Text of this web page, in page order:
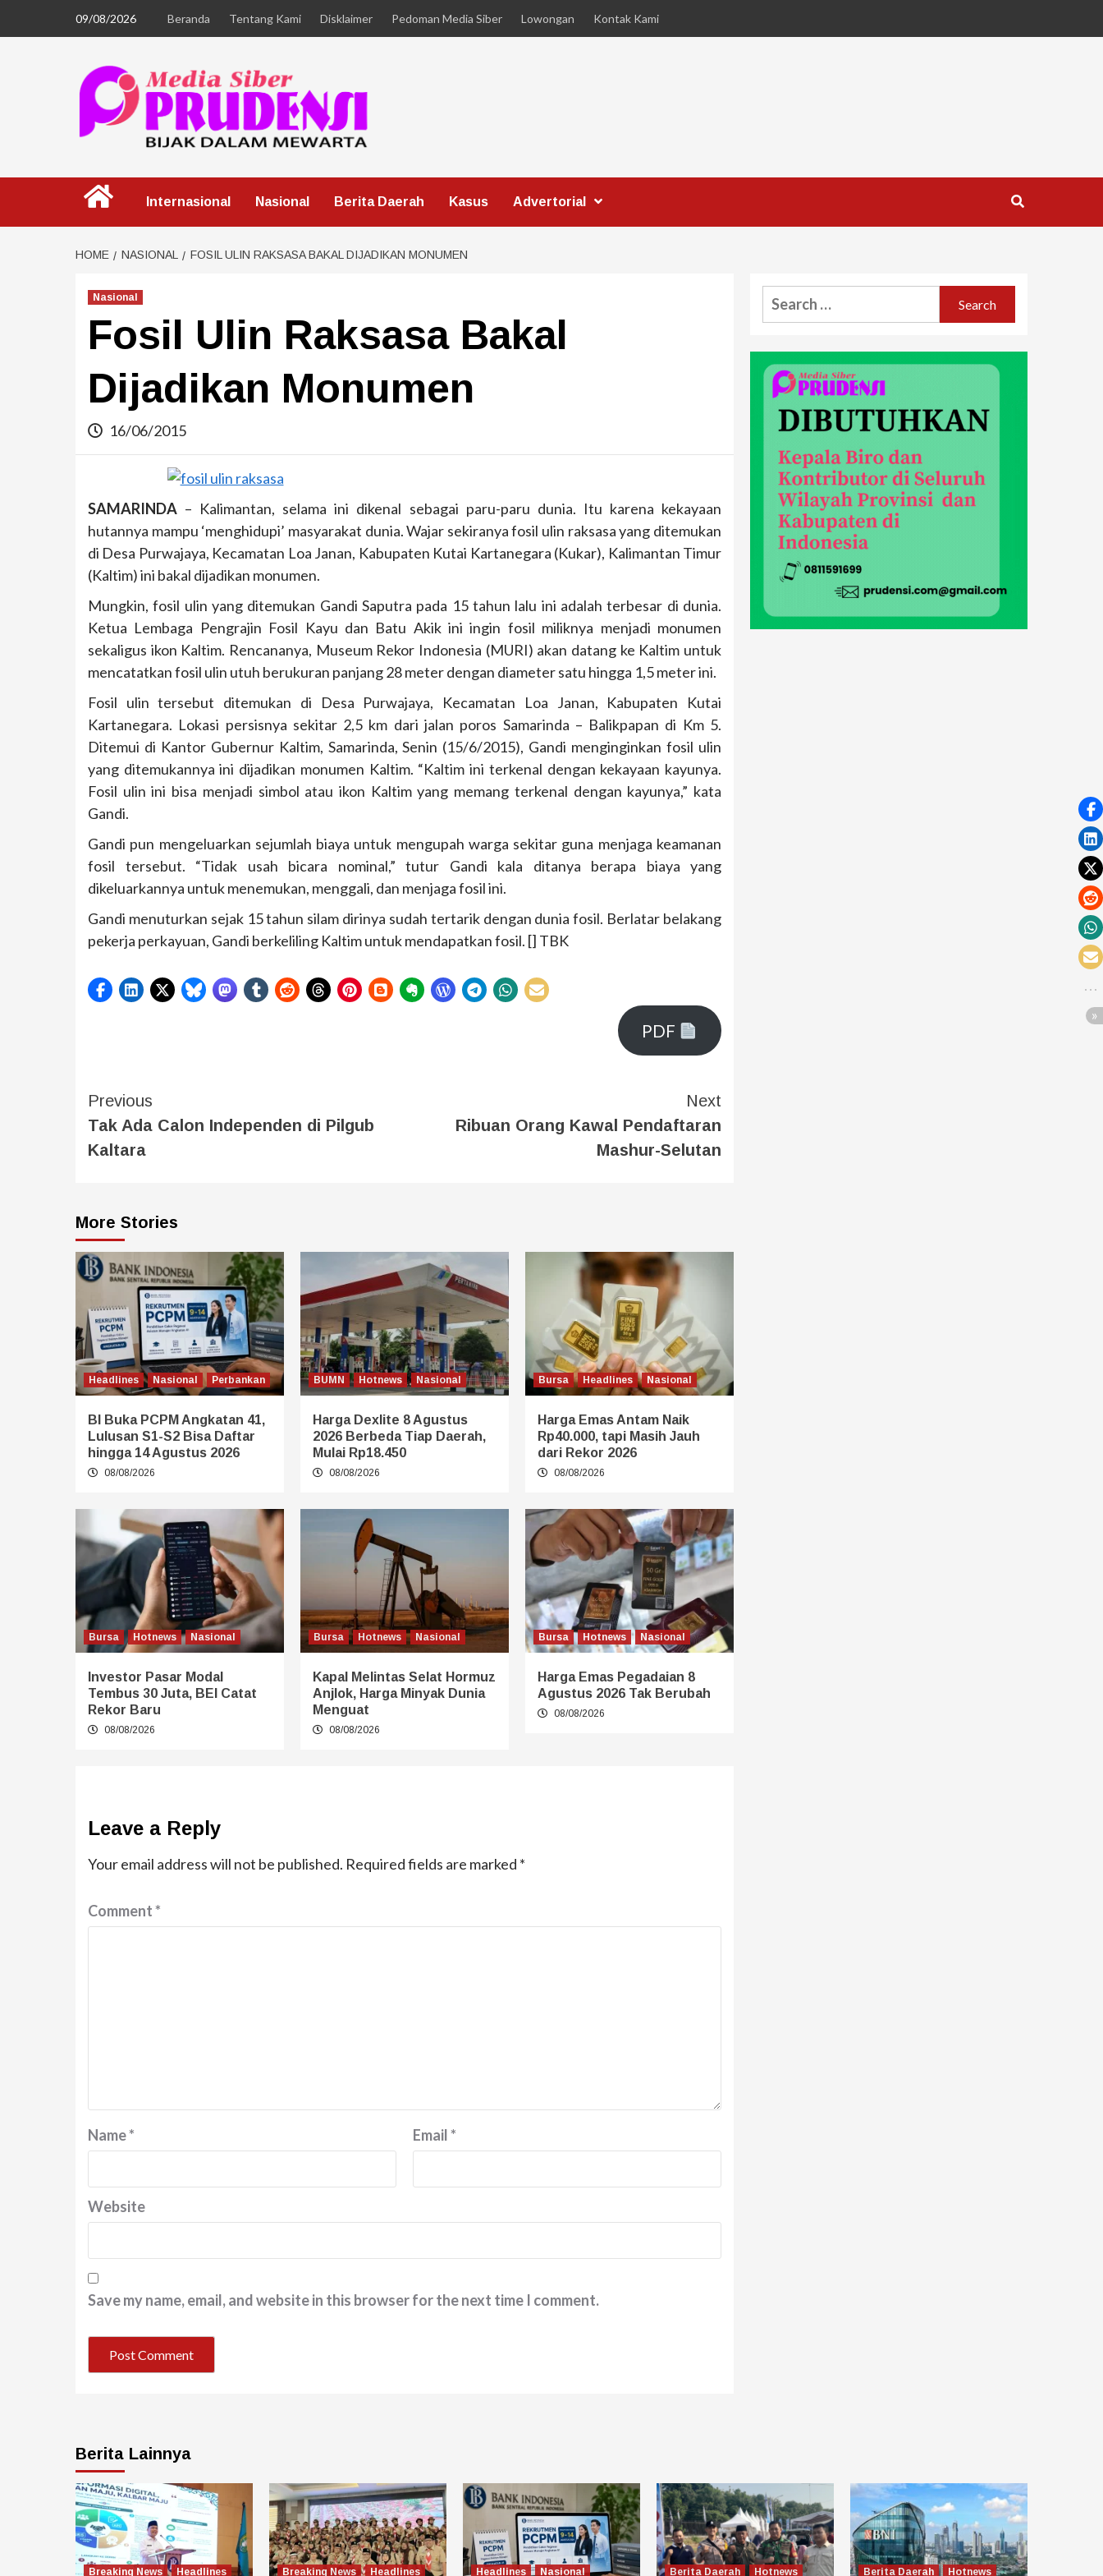
09/08/2026 Beranda Tentang Kami Disklaimer Pedoman Media Siber Lowongan Kontak Kami
Internasional Nasional Berita Daerah Kasus Advertorial
HOME NASIONAL FOSIL ULIN RAKSASA BAKAL DIJADIKAN MONUMEN
Nasional
Fosil Ulin Raksasa Bakal
Dijadikan Monumen
16/06/2015
SAMARINDA – Kalimantan, selama ini dikenal sebagai paru-paru dunia. Itu karena kekayaan
hutannya mampu ‘menghidupi’ masyarakat dunia. Wajar sekiranya fosil ulin raksasa yang ditemukan
di Desa Purwajaya, Kecamatan Loa Janan, Kabupaten Kutai Kartanegara (Kukar), Kalimantan Timur
(Kaltim) ini bakal dijadikan monumen.
Mungkin, fosil ulin yang ditemukan Gandi Saputra pada 15 tahun lalu ini adalah terbesar di dunia.
Ketua Lembaga Pengrajin Fosil Kayu dan Batu Akik ini ingin fosil miliknya menjadi monumen
sekaligus ikon Kaltim. Rencananya, Museum Rekor Indonesia (MURI) akan datang ke Kaltim untuk
mencatatkan fosil ulin utuh berukuran panjang 28 meter dengan diameter satu hingga 1,5 meter ini.
Fosil ulin tersebut ditemukan di Desa Purwajaya, Kecamatan Loa Janan, Kabupaten Kutai
Kartanegara. Lokasi persisnya sekitar 2,5 km dari jalan poros Samarinda – Balikpapan di Km 5.
Ditemui di Kantor Gubernur Kaltim, Samarinda, Senin (15/6/2015), Gandi menginginkan fosil ulin
yang ditemukannya ini dijadikan monumen Kaltim. “Kaltim ini terkenal dengan kekayaan kayunya.
Fosil ulin ini bisa menjadi simbol atau ikon Kaltim yang memang terkenal dengan kayunya,” kata
Gandi.
Gandi pun mengeluarkan sejumlah biaya untuk mengupah warga sekitar guna menjaga keamanan
fosil tersebut. “Tidak usah bicara nominal,” tutur Gandi kala ditanya berapa biaya yang
dikeluarkannya untuk menemukan, menggali, dan menjaga fosil ini.
Gandi menuturkan sejak 15 tahun silam dirinya sudah tertarik dengan dunia fosil. Berlatar belakang
pekerja perkayuan, Gandi berkeliling Kaltim untuk mendapatkan fosil. [] TBK
PDF
Previous
Tak Ada Calon Independen di Pilgub
Kaltara
Next
Ribuan Orang Kawal Pendaftaran
Mashur-Selutan
More Stories
Headlines Nasional Perbankan
BI Buka PCPM Angkatan 41,
Lulusan S1-S2 Bisa Daftar
hingga 14 Agustus 2026
08/08/2026
BUMN Hotnews Nasional
Harga Dexlite 8 Agustus
2026 Berbeda Tiap Daerah,
Mulai Rp18.450
08/08/2026
Bursa Headlines Nasional
Harga Emas Antam Naik
Rp40.000, tapi Masih Jauh
dari Rekor 2026
08/08/2026
Bursa Hotnews Nasional
Investor Pasar Modal
Tembus 30 Juta, BEI Catat
Rekor Baru
08/08/2026
Bursa Hotnews Nasional
Kapal Melintas Selat Hormuz
Anjlok, Harga Minyak Dunia
Menguat
08/08/2026
Bursa Hotnews Nasional
Harga Emas Pegadaian 8
Agustus 2026 Tak Berubah
08/08/2026
Leave a Reply
Your email address will not be published. Required fields are marked *
Comment*
Name* Email*
Website
Save my name, email, and website in this browser for the next time I comment.
Berita Lainnya
Breaking News Headlines Breaking News Headlines Headlines Nasional Berita Daerah Hotnews Berita Daerah Hotnews